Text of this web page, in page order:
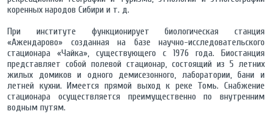
коренных народов Сибири и т. д.
При институте функционирует биологическая станция
«Ажендарово» созданная на базе научно-исследовательского
стационара «Чайка», существующего с 1976 года. Биостанция
представляет собой полевой стационар, состоящий из 5 летних
жилых домиков и одного демисезонного, лаборатории, бани и
летней кухни. Имеется прямой выход к реке Томь. Снабжение
стационара осуществляется преимущественно по внутренним
водным путям.